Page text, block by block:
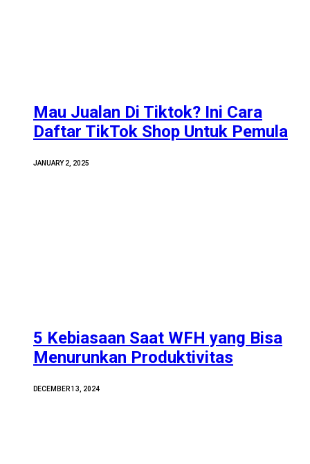
Mau Jualan Di Tiktok? Ini Cara
Daftar TikTok Shop Untuk Pemula
JANUARY 2, 2025
5 Kebiasaan Saat WFH yang Bisa
Menurunkan Produktivitas
DECEMBER 13, 2024